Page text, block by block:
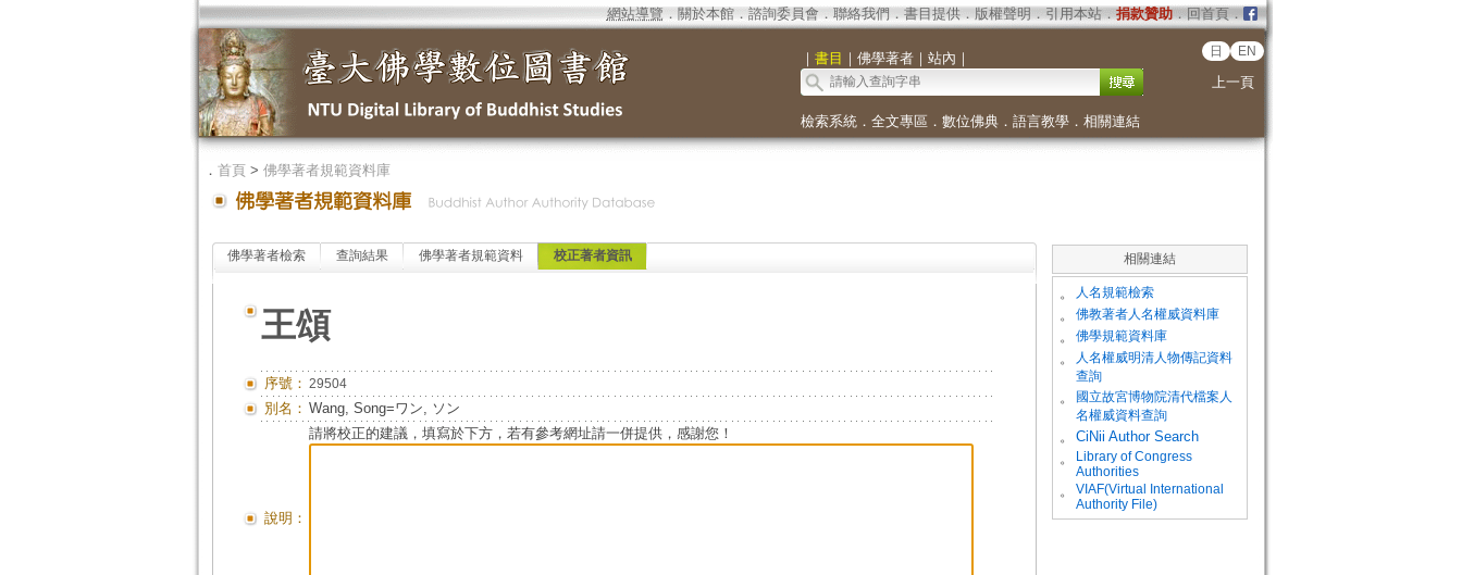
網站導覽 ． 關於本館． 諮詢委員會． 聯絡我們 ． 書目提供． 版權聲明 ． 引用本站． 捐款贊助．回首頁．
｜ 書目 ｜ 佛學著者｜ 站內 ｜ 日 EN
上一頁
檢索系統． 全文專區 ． 數位佛典． 語言教學． 相關連結
． 首頁> 佛學著者規範資料庫
佛學著者檢索 查詢結果 佛學著者規範資料 校正著者資訊
王頌
序號： 29504
別名： Wang, Song=ワン, ソン
說明：
請將校正的建議，填寫於下方，若有參考網址請一併提供，感謝您！
相關連結
。 人名規範檢索
。 佛教著者人名權威資料庫
。 佛學規範資料庫
。
人名權威明清人物傳記資料
查詢
。
國立故宮博物院清代檔案人
名權威資料查詢
。
CiNii Author Search
。
Library of Congress
Authorities
。
VIAF(Virtual International
Authority File)